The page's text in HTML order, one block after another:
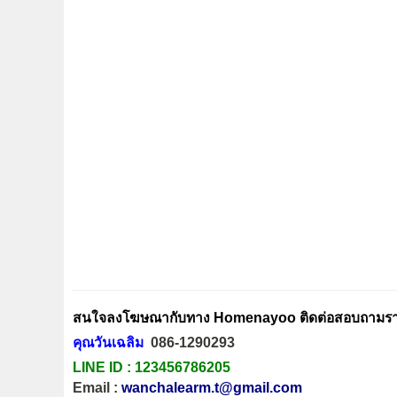
สนใจลงโฆษณากับทาง Homenayoo ติดต่อสอบถามร
คุณวันเฉลิม 086-1290293
LINE ID : 123456786205
Email : wanchalearm.t@gmail.com